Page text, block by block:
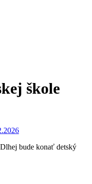
škole
bude konať detský